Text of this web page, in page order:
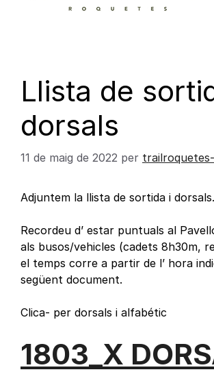
Llista de
dorsals
11 de maig de 2022 per
Adjuntem la llista de sortida i dorsals.
Recordeu d’ estar puntuals al
als busos/vehicles (cadets 8h30m,
el temps corre a partir de l’ hora
següent document.
Clica- per dorsals i alfabétic
1803_X